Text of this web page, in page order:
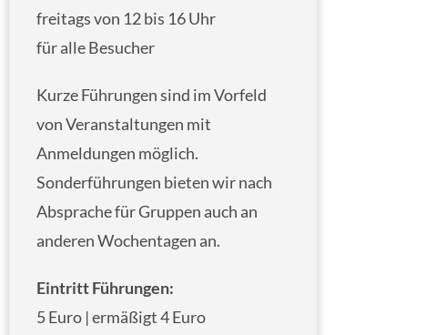
freitags von 12 bis 16 Uhr
für alle Besucher
Kurze Führungen sind im Vorfeld
von Veranstaltungen mit
Anmeldungen möglich.
Sonderführungen bieten wir nach
Absprache für Gruppen auch an
anderen Wochentagen an.
EintrittFührungen:
5 Euro | ermäßigt 4 Euro